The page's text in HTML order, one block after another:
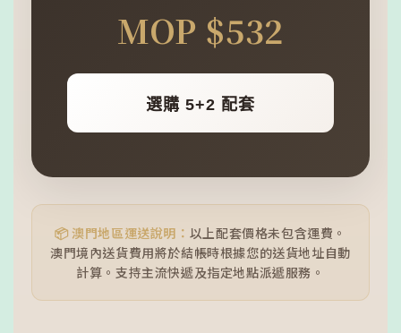
MOP $532
選購 5+2 配套
📦 澳門地區運送說明： 以上配套價格未包含運費。
澳門境內送貨費用將於結帳時根據您的送貨地址自動
計算。支持主流快遞及指定地點派遞服務。